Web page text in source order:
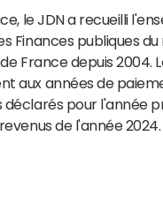
le JDN a recueilli
Finances publiques
France depuis 2004.
aux années de
déclarés pour l'année
de l'année 2024.